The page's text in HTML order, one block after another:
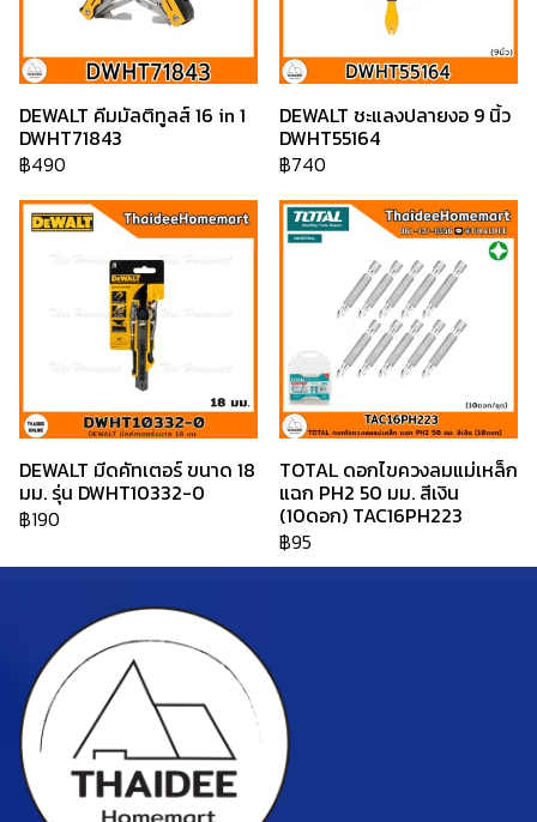
DEWALT คีมมัลติทูลส์ 16 in 1
DWHT71843
฿490
DEWALT ชะแลงปลายงอ 9 นิ้ว
DWHT55164
฿740
DEWALT มีดคัทเตอร์ ขนาด 18
มม. รุ่น DWHT10332-0
฿190
TOTAL ดอกไขควงลมแม่เหล็ก
แฉก PH2 50 มม. สีเงิน
(10ดอก) TAC16PH223
฿95